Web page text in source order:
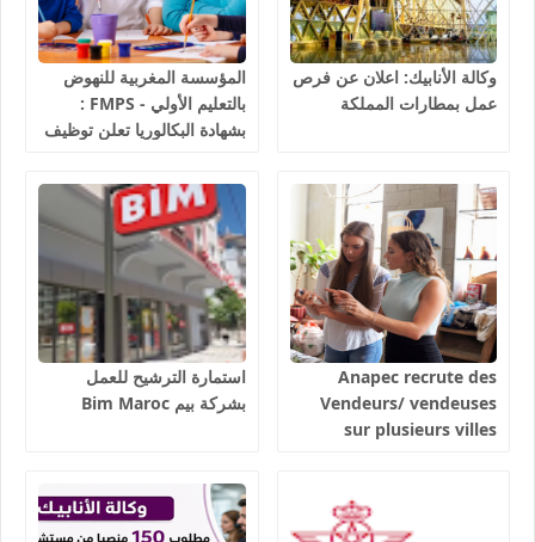
وكالة الأنابيك: اعلان عن فرص
عمل بمطارات المملكة
المؤسسة المغربية للنهوض
بالتعليم الأولي - FMPS :
بشهادة البكالوريا تعلن توظيف
بمختلف جهات و أقاليم
المملكة 2026
Anapec recrute des
Vendeurs/ vendeuses
sur plusieurs villes
استمارة الترشيح للعمل
بشركة بيم Bim Maroc